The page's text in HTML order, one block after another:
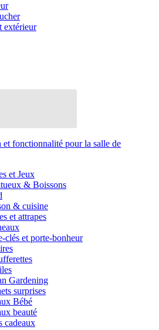
extérieur
et fonctionnalité pour la salle de
et Jeux
& Boissons
& cuisine
et attrapes
clés et porte-bonheur
Gardening
surprises
Bébé
beauté
cadeaux